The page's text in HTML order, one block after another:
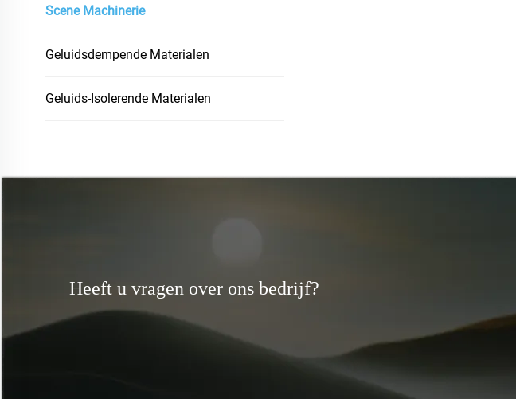
Scene Machinerie
Geluidsdempende Materialen
Geluids-Isolerende Materialen
Heeft u vragen over ons bedrijf?